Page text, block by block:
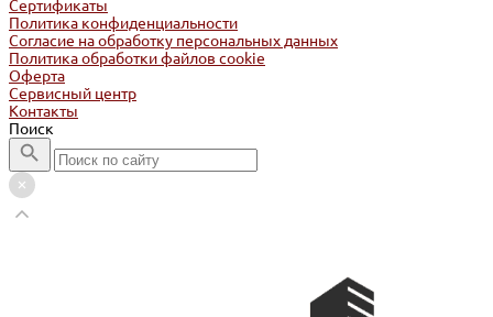
Сертификаты
Политика конфиденциальности
Согласие на обработку персональных данных
Политика обработки файлов cookie
Оферта
Сервисный центр
Контакты
Поиск